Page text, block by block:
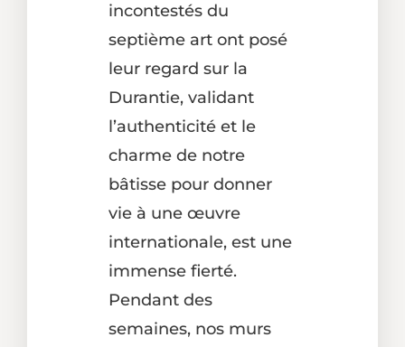
incontestés du
septième art ont posé
leur regard sur la
Durantie, validant
l’authenticité et le
charme de notre
bâtisse pour donner
vie à une œuvre
internationale, est une
immense fierté.
Pendant des
semaines, nos murs